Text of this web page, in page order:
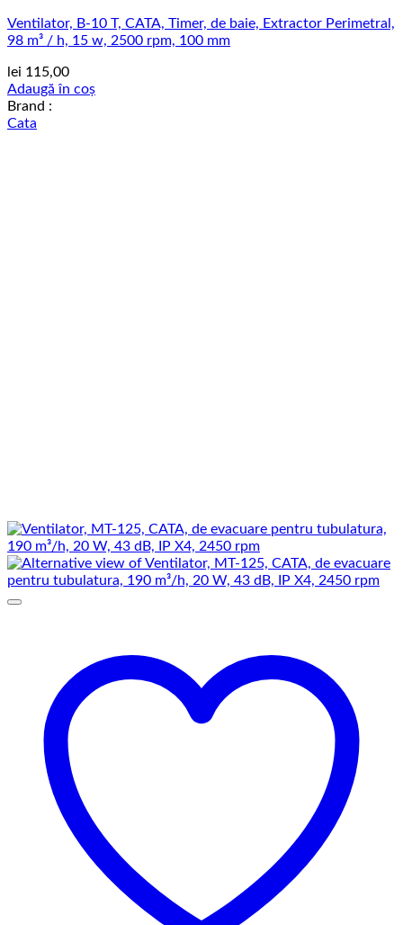
Ventilator, B-10 T, CATA, Timer, de baie, Extractor Perimetral,
98 m³ / h, 15 w, 2500 rpm, 100 mm
lei 115,00
Adaugă în coș
Brand :
Cata